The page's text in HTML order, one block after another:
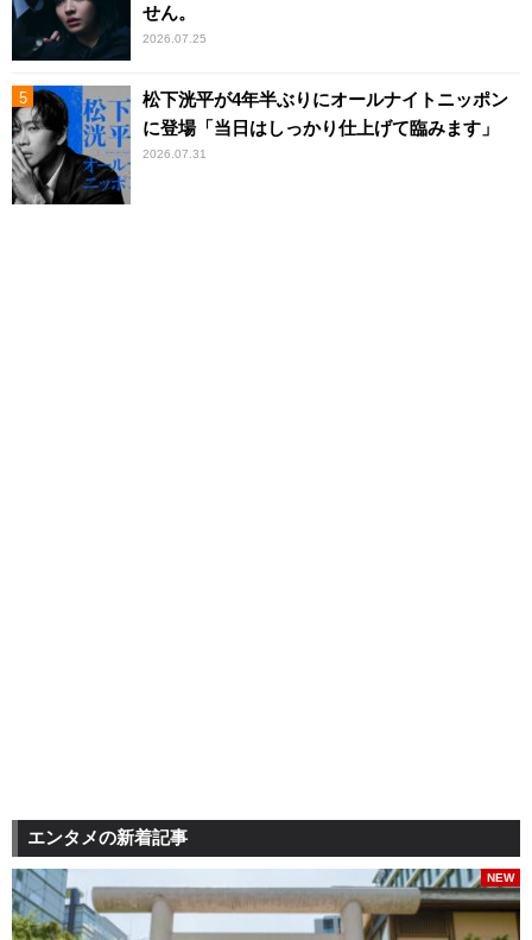
せん。
2026.07.25
松下洸平が4年半ぶりにオールナイトニッポン
に登場「当日はしっかり仕上げて臨みます」
2026.07.31
エンタメの新着記事
NEW